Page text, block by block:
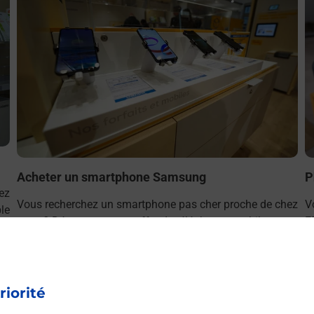
Acheter un smartphone Samsung
Vous recherchez un smartphone pas cher proche de chez
vous ? Découvrez notre offre de téléphones mobiles
En savoir plus